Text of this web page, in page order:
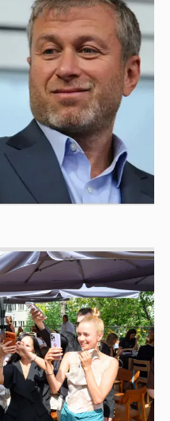
Женя Малахова,
гости
и ритма»:
образы